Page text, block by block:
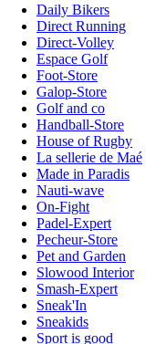
Daily Bikers
Direct Running
Direct-Volley
Espace Golf
Foot-Store
Galop-Store
Golf and co
Handball-Store
House of Rugby
La sellerie de Maé
Made in Paradis
Nauti-wave
On-Fight
Padel-Expert
Pecheur-Store
Pet and Garden
Slowood Interior
Smash-Expert
Sneak'In
Sneakids
Sport is good